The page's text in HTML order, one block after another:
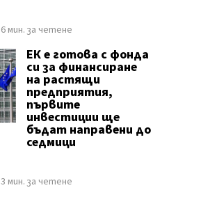
6 мин. за четене
ЕК е готова с фонда
си за финансиране
на растящи
предприятия,
първите
инвестиции ще
бъдат направени до
седмици
3 мин. за четене